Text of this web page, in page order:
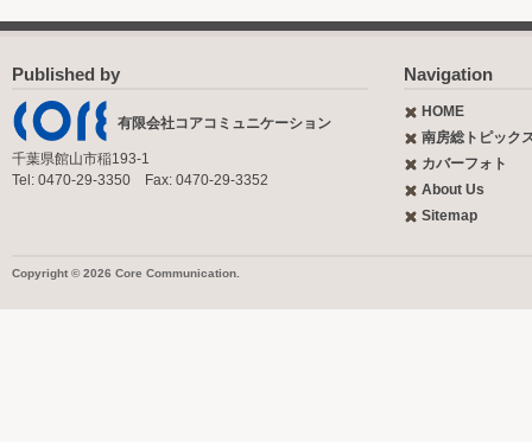
Published by
有限会社コアコミュニケーション
千葉県館山市稲193-1
Tel: 0470-29-3350 Fax: 0470-29-3352
Navigation
HOME
南房総トピック
カバーフォト
About Us
Sitemap
Copyright © 2026 Core Communication.